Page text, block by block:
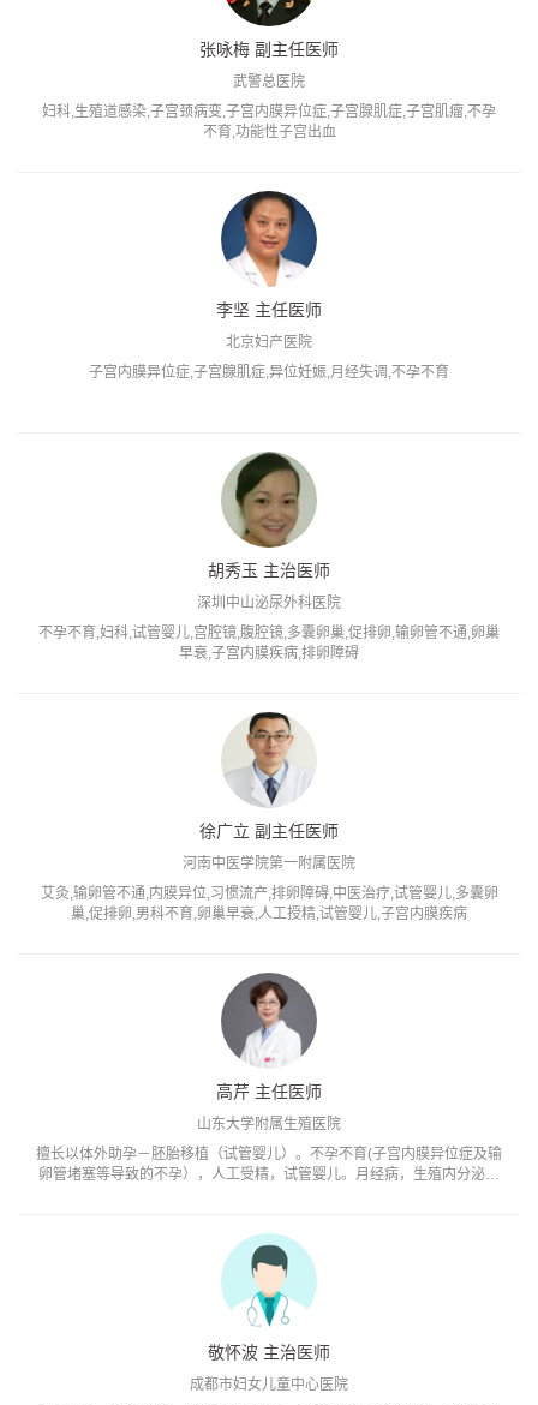
张咏梅 副主任医师
武警总医院
妇科,生殖道感染,子宫颈病变,子宫内膜异位症,子宫腺肌症,子宫肌瘤,不孕
不育,功能性子宫出血
李坚 主任医师
北京妇产医院
子宫内膜异位症,子宫腺肌症,异位妊娠,月经失调,不孕不育
胡秀玉 主治医师
深圳中山泌尿外科医院
不孕不育,妇科,试管婴儿,宫腔镜,腹腔镜,多囊卵巢,促排卵,输卵管不通,卵巢
早衰,子宫内膜疾病,排卵障碍
徐广立 副主任医师
河南中医学院第一附属医院
艾灸,输卵管不通,内膜异位,习惯流产,排卵障碍,中医治疗,试管婴儿,多囊卵
巢,促排卵,男科不育,卵巢早衰,人工授精,试管婴儿,子宫内膜疾病
高芹 主任医师
山东大学附属生殖医院
擅长以体外助孕－胚胎移植（试管婴儿）。不孕不育(子宫内膜异位症及输
卵管堵塞等导致的不孕），人工受精，试管婴儿。月经病，生殖内分泌疾
敬怀波 主治医师
成都市妇女儿童中心医院